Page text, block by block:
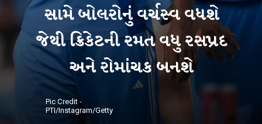
સામે બોલરોનું વર્ચસ્વ વધશે
જેથી ક્રિકેટની રમત વધુ રસપ્રદ
અને રોમાંચક બનશે
Pic Credit -
PTI/Instagram/Getty